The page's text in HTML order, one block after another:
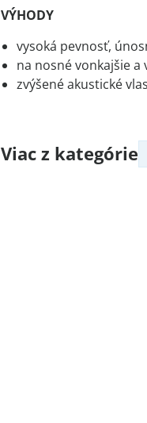
VÝHODY
vysoká pevnosť,
na nosné vonkajšie
zvýšené akustické
Viac z kategórie